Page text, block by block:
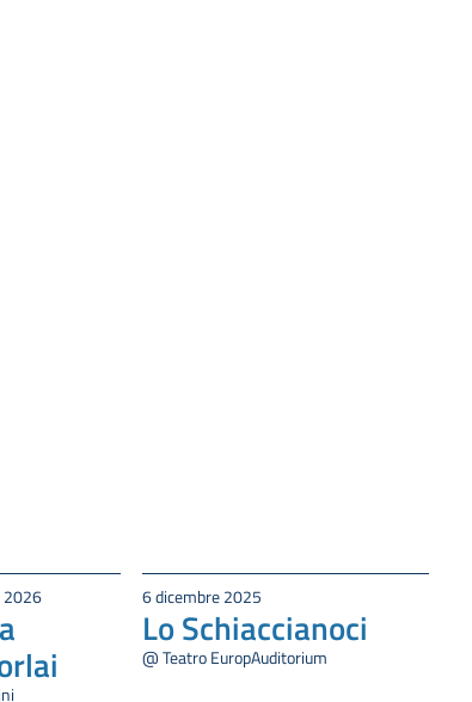
2026 6 dicembre 2025
Lo Schiaccianoci
@ Teatro EuropAuditorium